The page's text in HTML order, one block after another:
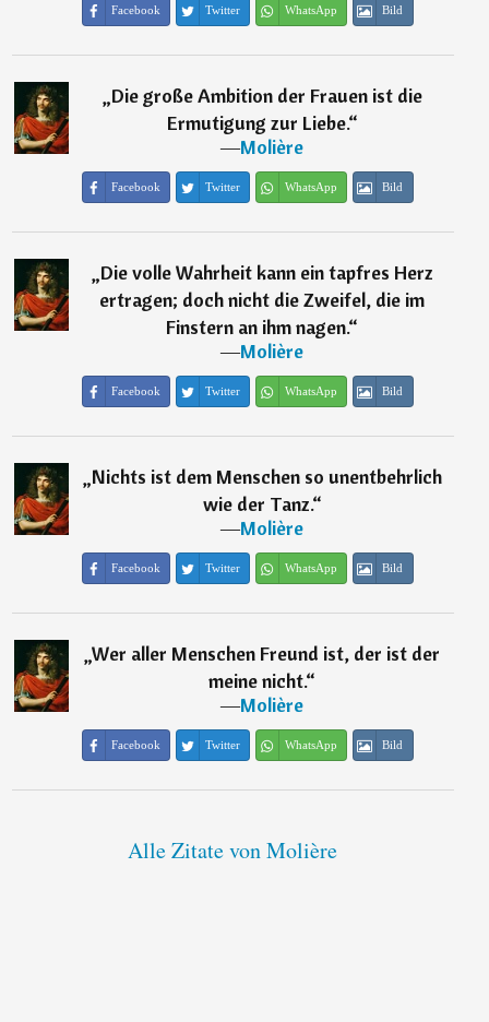
Facebook Twitter WhatsApp Bild
„Die große Ambition der Frauen ist die
Ermutigung zur Liebe.“
―Molière
Facebook Twitter WhatsApp Bild
„Die volle Wahrheit kann ein tapfres Herz
ertragen; doch nicht die Zweifel, die im
Finstern an ihm nagen.“
―Molière
Facebook Twitter WhatsApp Bild
„Nichts ist dem Menschen so unentbehrlich
wie der Tanz.“
―Molière
Facebook Twitter WhatsApp Bild
„Wer aller Menschen Freund ist, der ist der
meine nicht.“
―Molière
Facebook Twitter WhatsApp Bild
Alle Zitate von Molière